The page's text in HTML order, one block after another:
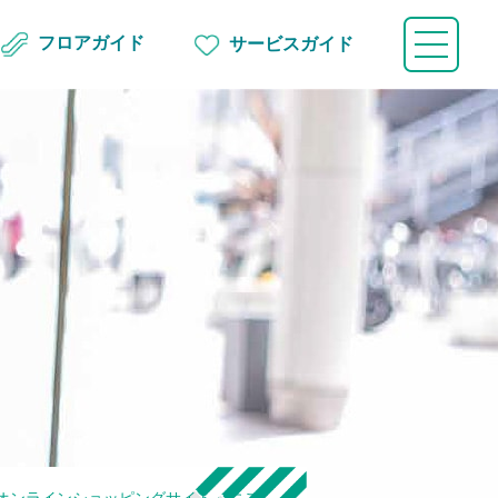
フロアガイド サービスガイド